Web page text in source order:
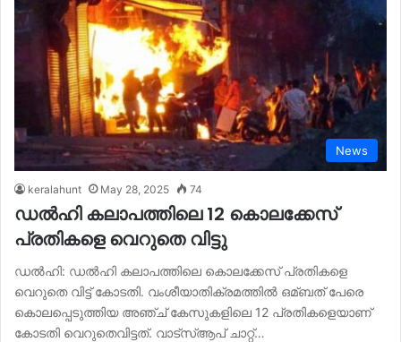
News
keralahunt May 28, 2025 74
ഡല്‍ഹി കലാപത്തിലെ 12 കൊലക്കേസ്
പ്രതികളെ വെറുതെ വിട്ടു
ഡല്‍ഹി: ഡല്‍ഹി കലാപത്തിലെ കൊലക്കേസ് പ്രതികളെ
വെറുതെ വിട്ട് കോടതി. വംശീയാതിക്രമത്തില്‍ ഒമ്ബത് പേരെ
കൊലപ്പെടുത്തിയ അഞ്ച് കേസുകളിലെ 12 പ്രതികളെയാണ്
കോടതി വെറുതെവിട്ടത്. വാട്സ്‌ആപ് ചാറ്റ്…